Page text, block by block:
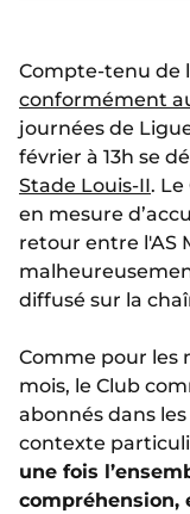
Compte-tenu de
conformément
journées de
février à 13h se
Stade Louis-II.
en mesure
retour entre l'AS
diffusé sur la
Comme pour les
mois, le Club
abonnés dans
contexte
une fois
compréhension,